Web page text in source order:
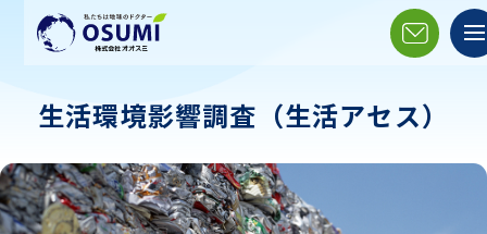
生活環境影響調査（生活アセス）